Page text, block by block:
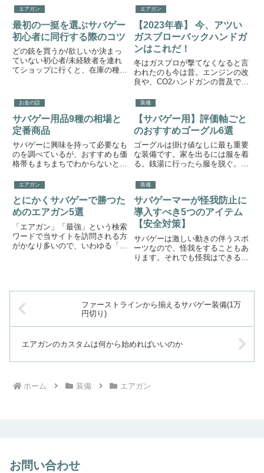
エアガン
最初の一挺を選ぶサバゲー
初心者に同行する際のコツ
どの銃を買うか/欲しいか決まっ
ていない初心者/未経験者を連れ
てショップに行くと、在庫の種類
心者の銃選びを力強くサポートで
きる方法を伝授します。本稿では
男女という表現を用いますが、
ジ...
エアガン
【2023年春】 今、アツい
ガスブローバックハンドガ
ンはこれだ！
冬はガスブロが撃てなくなると言
われたのも今は昔。エンジンの改
良や、CO2ハンドガンの普及で現
ックを楽しめるようになってきま
人気のハンドガンを紹介します。
ガスブロ以外にも選択肢はある...
お金の話
サバゲー用品9種の相場と
定番商品
サバゲーに興味を持って必要なも
のを調べているが、おすすめも価
格帯もまちまちでわからないとい
す。本稿では「まともに使える最
格帯を片っ端から紹介していきま
す。なお、本稿では製品ごとに
装備
【サバゲー用】評価軸ごと
のおすすめゴーグル6選
ゴーグルは掛け値なしに最も重要
な装備です。家を出るには服を着
る。銭湯に行ったら服を脱ぐ。サ
ましょう。また、ゴーグルに曇り
わせてお読み下さい。ゴーグル比
較それでは定番のゴーグル（す
べ...
エアガン
とにかくサバゲーで勝つた
めのエアガン5選
「エアガン」「最強」という検索
ワードで当サイトを訪問される方
がかなり多いので、いわゆる「最
を書きました。↓最強のエアガ
ン...
装備
サバゲーマーが怪我防止に
導入すべき5つのアイテム
【安全対策】
サバゲーは激しい動きの伴うスポ
ーツなので、怪我をすることもあ
ります。それでも怪我はできるこ
ンではまず案内されない装備を
ファーストラインから揃えるサバゲー装備(1万
円切り)
エアガンのカスタムは何から始めればいいのか
ホーム 装備 エアガン
お問い合わせ